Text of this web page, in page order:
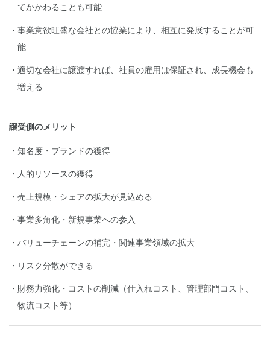
てかかわることも可能
事業意欲旺盛な会社との協業により、相互に発展することが可
能
適切な会社に譲渡すれば、社員の雇用は保証され、成長機会も
増える
譲受側のメリット
知名度・ブランドの獲得
人的リソースの獲得
売上規模・シェアの拡大が見込める
事業多角化・新規事業への参入
バリューチェーンの補完・関連事業領域の拡大
リスク分散ができる
財務力強化・コストの削減（仕入れコスト、管理部門コスト、
物流コスト等）